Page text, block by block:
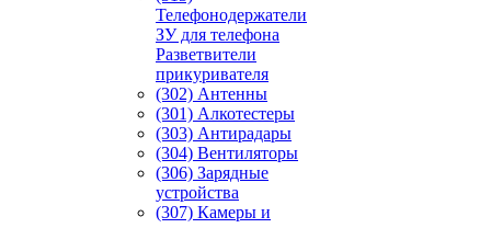
Телефонодержатели
ЗУ для телефона
Разветвители
прикуривателя
(302) Антенны
(301) Алкотестеры
(303) Антирадары
(304) Вентиляторы
(306) Зарядные
устройства
(307) Камеры и